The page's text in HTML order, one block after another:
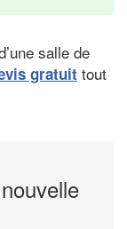
salle de
gratuit tout